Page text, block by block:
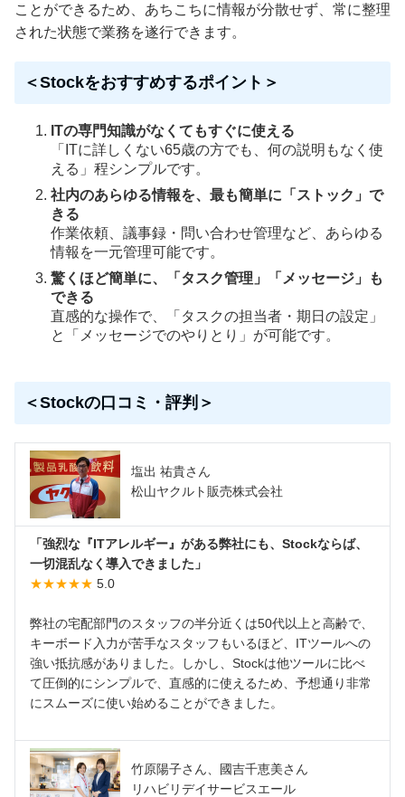
ことができるため、あちこちに情報が分散せず、常に整理
された状態で業務を遂行できます。
＜Stockをおすすめするポイント＞
ITの専門知識がなくてもすぐに使える
「ITに詳しくない65歳の方でも、何の説明もなく使
える」程シンプルです。
社内のあらゆる情報を、最も簡単に「ストック」で
きる
作業依頼、議事録・問い合わせ管理など、あらゆる
情報を一元管理可能です。
驚くほど簡単に、「タスク管理」「メッセージ」も
できる
直感的な操作で、「タスクの担当者・期日の設定」
と「メッセージでのやりとり」が可能です。
＜Stockの口コミ・評判＞
塩出 祐貴さん
松山ヤクルト販売株式会社
「強烈な『ITアレルギー』がある弊社にも、Stockならば、
一切混乱なく導入できました」
★★★★★ 5.0
弊社の宅配部門のスタッフの半分近くは50代以上と高齢で、
キーボード入力が苦手なスタッフもいるほど、ITツールへの
強い抵抗感がありました。しかし、Stockは他ツールに比べ
て圧倒的にシンプルで、直感的に使えるため、予想通り非常
にスムーズに使い始めることができました。
竹原陽子さん、國吉千恵美さん
リハビリデイサービスエール